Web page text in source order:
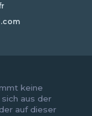
keine
aus der
auf dieser